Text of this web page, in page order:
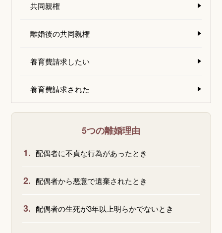
共同親権
離婚後の共同親権
養育費請求したい
養育費請求された
5つの離婚理由
1. 配偶者に不貞な行為があったとき
2. 配偶者から悪意で遺棄されたとき
3. 配偶者の生死が3年以上明らかでないとき